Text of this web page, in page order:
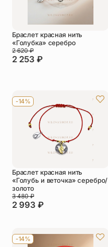
Браслет красная нить
«Голубка» серебро
2 253 ₽
2 620₽
-14%
Браслет красная нить
«Голубь и веточка» серебро/
золото
2 993 ₽
3 480₽
-14%